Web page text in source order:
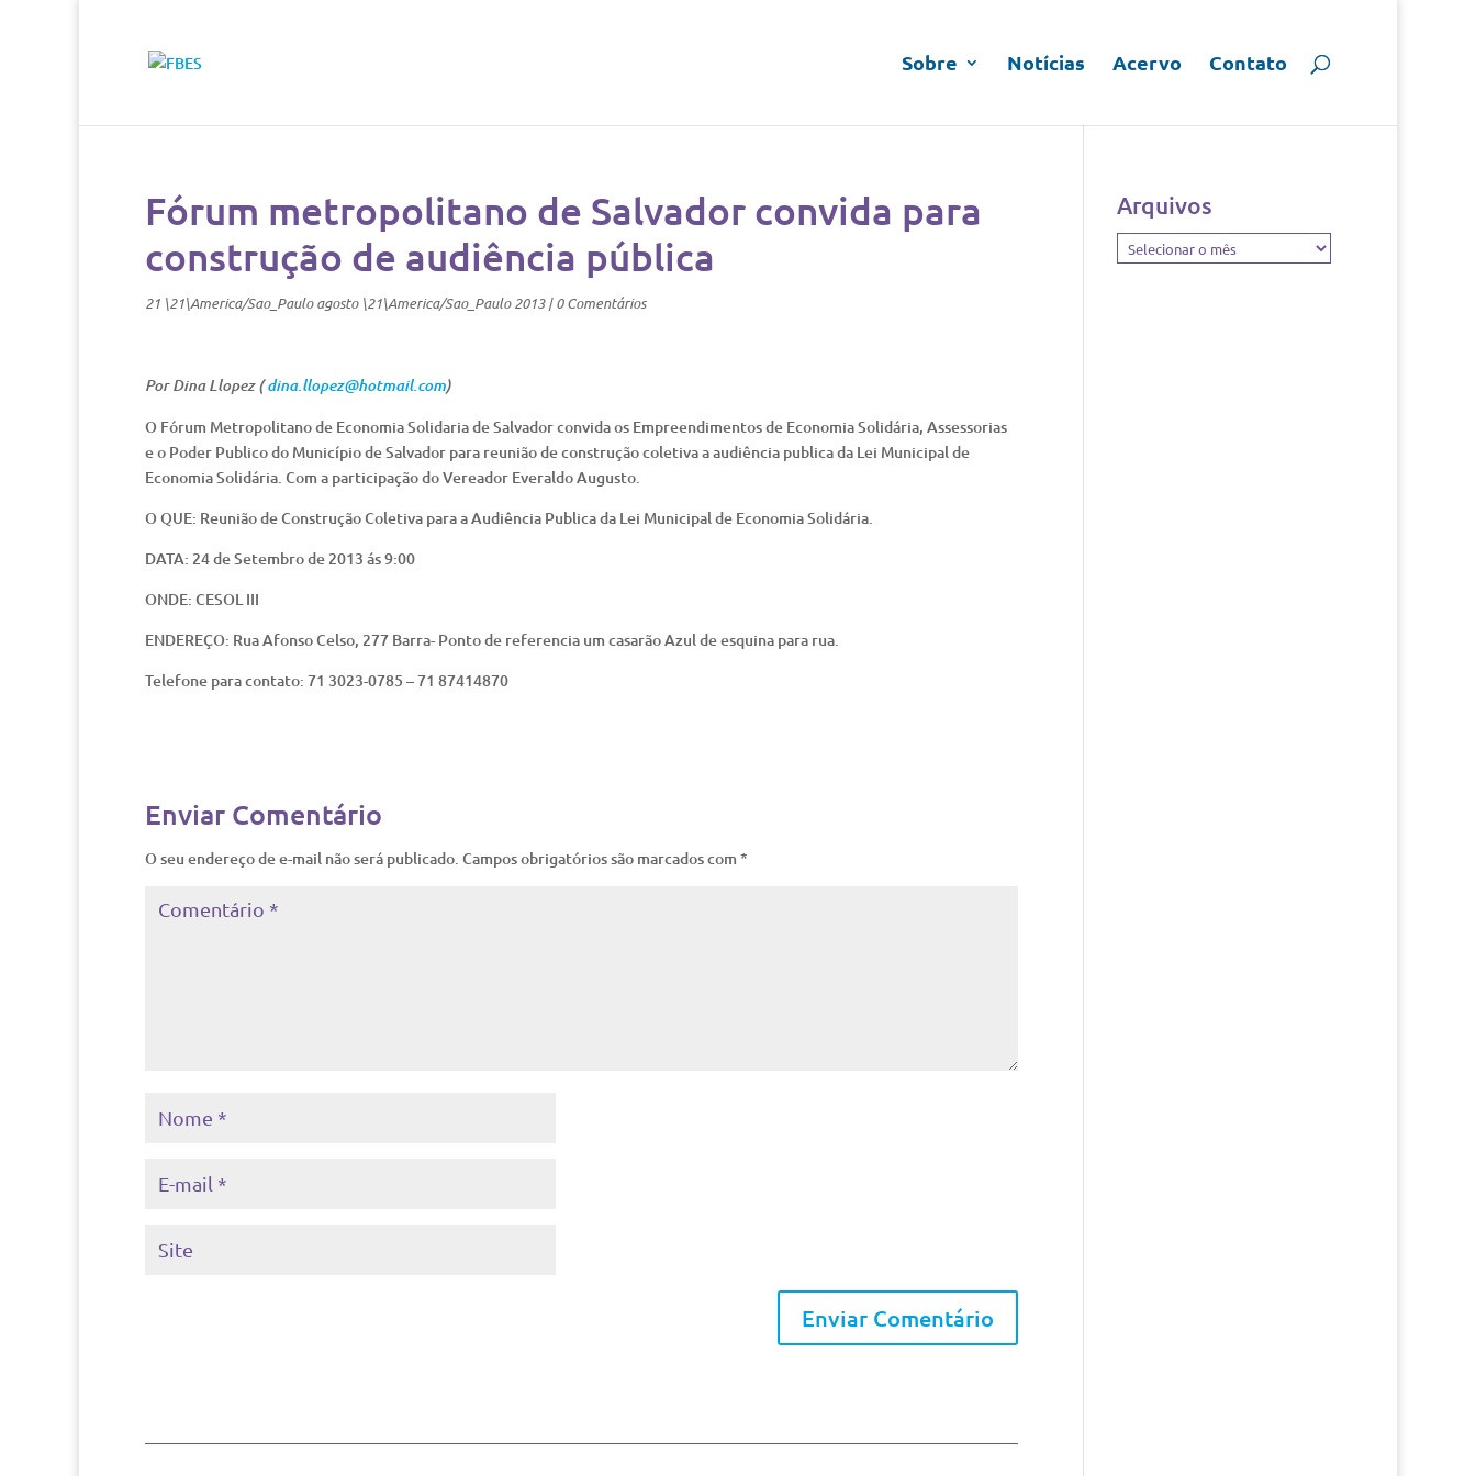
Sobre Notícias Acervo Contato
Fórum metropolitano de Salvador convida para
construção de audiência pública
21 \21\America/Sao_Paulo agosto \21\America/Sao_Paulo 2013|0 Comentários
Por Dina Llopez (dina.llopez@hotmail.com)
O Fórum Metropolitano de Economia Solidaria de Salvador convida os Empreendimentos de Economia Solidária, Assessorias
e o Poder Publico do Município de Salvador para reunião de construção coletiva a audiência publica da Lei Municipal de
Economia Solidária. Com a participação do Vereador Everaldo Augusto.
O QUE: Reunião de Construção Coletiva para a Audiência Publica da Lei Municipal de Economia Solidária.
DATA: 24 de Setembro de 2013 ás 9:00
ONDE: CESOL III
ENDEREÇO: Rua Afonso Celso, 277 Barra- Ponto de referencia um casarão Azul de esquina para rua.
Telefone para contato: 71 3023-0785 – 71 87414870
Enviar Comentário
O seu endereço de e-mail não será publicado. Campos obrigatórios são marcados com *
Arquivos
Arquivos